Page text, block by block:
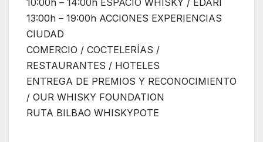
13:00h – 19:00h ACCIONES EXPERIENCIAS
CIUDAD
COMERCIO / COCTELERÍAS /
RESTAURANTES / HOTELES
ENTREGA DE PREMIOS Y RECONOCIMIENTO
/ OUR WHISKY FOUNDATION
RUTA BILBAO WHISKYPOTE